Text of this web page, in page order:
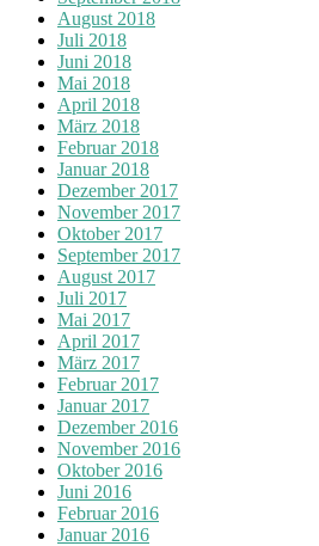
August 2018
Juli 2018
Juni 2018
Mai 2018
April 2018
März 2018
Februar 2018
Januar 2018
Dezember 2017
November 2017
Oktober 2017
September 2017
August 2017
Juli 2017
Mai 2017
April 2017
März 2017
Februar 2017
Januar 2017
Dezember 2016
November 2016
Oktober 2016
Juni 2016
Februar 2016
Januar 2016